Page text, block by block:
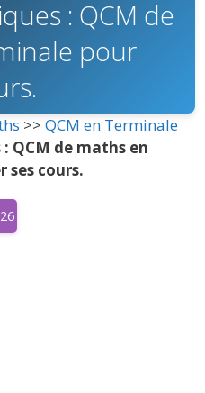
: QCM de
pour
>> QCM en Terminale
QCM de maths en
ses cours.